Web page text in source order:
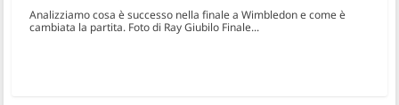
Analizziamo cosa è successo nella finale a Wimbledon e come è
cambiata la partita. Foto di Ray Giubilo Finale...